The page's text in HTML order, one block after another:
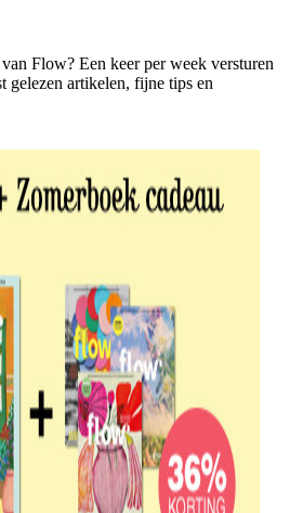
Flow? Een keer per week versturen
gelezen artikelen, fijne tips en